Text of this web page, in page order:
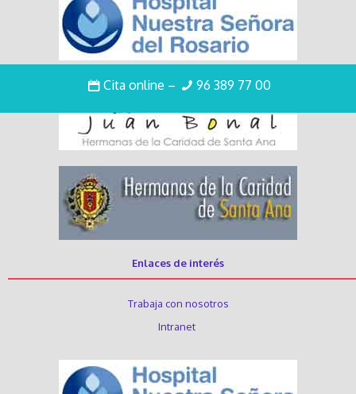
Cita online – 96 389 77 00
Enlaces de interés
Trabaja con nosotros
Intranet